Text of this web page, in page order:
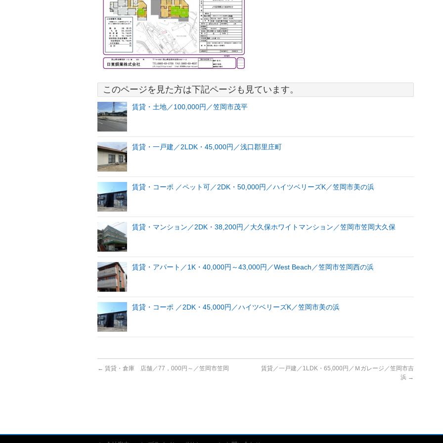
このページを見た方は下記ページも見ています。
賃貸・土地／100,000円／笠岡市茂平
賃貸・一戸建／2LDK・45,000円／浅口郡里庄町
賃貸・コーポ ／ペット可／2DK・50,000円／ハイツベリーズK／笠岡市美の浜
賃貸・マンション／2DK・38,200円／大久保ホワイトマンション／笠岡市笠岡大久保
賃貸・アパート／1K・40,000円～43,000円／West Beach／笠岡市笠岡西の浜
賃貸・コーポ ／2DK・45,000円／ハイツベリーズK／笠岡市美の浜
← 賃貸・倉庫 店舗／77，000円～／笠岡市笠岡
賃貸／一戸建／1LDK・65,000円／Ｍガレージ／笠岡市吉
浜 →